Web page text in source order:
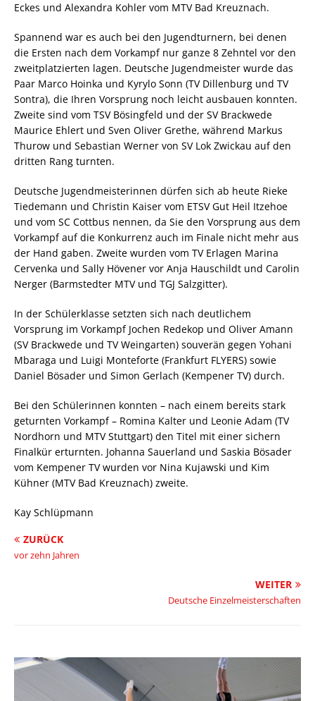
Eckes und Alexandra Kohler vom MTV Bad Kreuznach.
Spannend war es auch bei den Jugendturnern, bei denen
die Ersten nach dem Vorkampf nur ganze 8 Zehntel vor den
zweitplatzierten lagen. Deutsche Jugendmeister wurde das
Paar Marco Hoinka und Kyrylo Sonn (TV Dillenburg und TV
Sontra), die Ihren Vorsprung noch leicht ausbauen konnten.
Zweite sind vom TSV Bösingfeld und der SV Brackwede
Maurice Ehlert und Sven Oliver Grethe, während Markus
Thurow und Sebastian Werner von SV Lok Zwickau auf den
dritten Rang turnten.
Deutsche Jugendmeisterinnen dürfen sich ab heute Rieke
Tiedemann und Christin Kaiser vom ETSV Gut Heil Itzehoe
und vom SC Cottbus nennen, da Sie den Vorsprung aus dem
Vorkampf auf die Konkurrenz auch im Finale nicht mehr aus
der Hand gaben. Zweite wurden vom TV Erlagen Marina
Cervenka und Sally Hövener vor Anja Hauschildt und Carolin
Nerger (Barmstedter MTV und TGJ Salzgitter).
In der Schülerklasse setzten sich nach deutlichem
Vorsprung im Vorkampf Jochen Redekop und Oliver Amann
(SV Brackwede und TV Weingarten) souverän gegen Yohani
Mbaraga und Luigi Monteforte (Frankfurt FLYERS) sowie
Daniel Bösader und Simon Gerlach (Kempener TV) durch.
Bei den Schülerinnen konnten – nach einem bereits stark
geturnten Vorkampf – Romina Kalter und Leonie Adam (TV
Nordhorn und MTV Stuttgart) den Titel mit einer sichern
Finalkür erturnten. Johanna Sauerland und Saskia Bösader
vom Kempener TV wurden vor Nina Kujawski und Kim
Kühner (MTV Bad Kreuznach) zweite.
Kay Schlüpmann
ZURÜCK
vor zehn Jahren
WEITER
Deutsche Einzelmeisterschaften